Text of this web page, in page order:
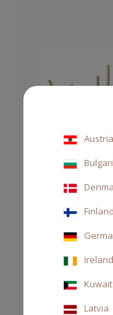
Austria
Finland
Ireland
Kuwait
Latvia